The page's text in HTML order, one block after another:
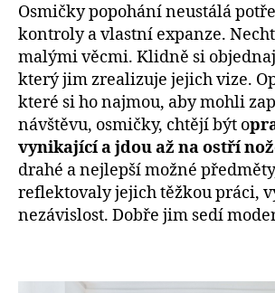
Osmičky popohání neustálá
kontroly a vlastní expanze.
malými věcmi. Klidně si
který jim zrealizuje jejich vize.
které si ho najmou, aby mohli
návštěvu, osmičky, chtějí být o
vynikající a jdou až na ostří
drahé a nejlepší možné
reflektovaly jejich těžkou práci,
nezávislost. Dobře jim sedí